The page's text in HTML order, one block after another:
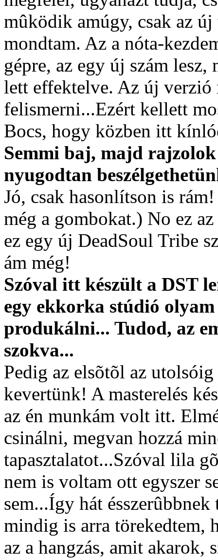
mûködik amúgy, csak az
mondtam. Az a nóta-
gépre, az egy új szám
lett effektelve. Az új verzió
felismerni...Ezért kellett
Bocs, hogy közben itt
Semmi baj, majd
nyugodtan
Jó, csak hasonlítson is
még a gombokat.) No ez
ez egy új DeadSoul Tribe
ám még!
Szóval itt készült a DST
egy ekkorka stúdió
produkálni... Tudod, az
szokva...
Pedig az elsõtõl az
kevertünk! A masterelés
az én munkám volt itt.
csinálni, megvan hozzá
tapasztalatot...Szóval lila
nem is voltam ott egyszer
sem...Így hát
mindig is arra törekedtem,
az a hangzás, amit akarok,